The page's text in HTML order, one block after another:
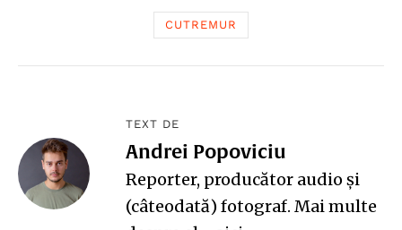
CUTREMUR
TEXT DE
Andrei Popoviciu
Reporter, producător audio și
(câteodată) fotograf. Mai multe